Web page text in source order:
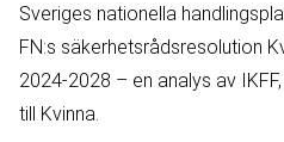
Sveriges nationella
FN:s säkerhetsrådsresolution
2024-2028 – en analys av
till Kvinna.